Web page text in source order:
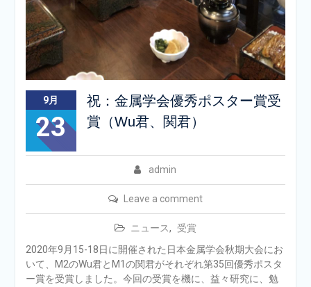
9月
23
祝：金属学会優秀ポスター賞受
賞（Wu君、関君）
admin
Leave a comment
ニュース,
受賞
2020年9月15-18日に開催された日本金属学会秋期大会にお
いて、M2のWu君とM1の関君がそれぞれ第35回優秀ポスタ
ー賞を受賞しました。今回の受賞を機に、益々研究に、勉